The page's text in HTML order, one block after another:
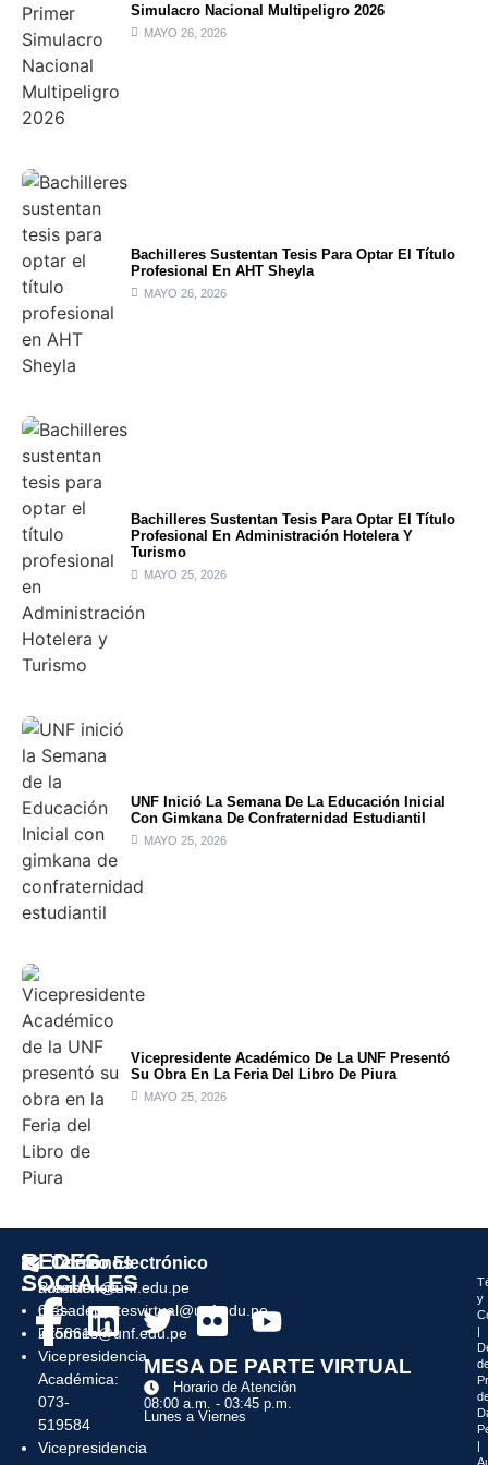
Simulacro Nacional Multipeligro 2026
MAYO 26, 2026
Bachilleres Sustentan Tesis Para Optar El Título
Profesional En AHT Sheyla
MAYO 26, 2026
Bachilleres Sustentan Tesis Para Optar El Título
Profesional En Administración Hotelera Y
Turismo
MAYO 25, 2026
UNF Inició La Semana De La Educación Inicial
Con Gimkana De Confraternidad Estudiantil
MAYO 25, 2026
Vicepresidente Académico De La UNF Presentó
Su Obra En La Feria Del Libro De Piura
MAYO 25, 2026
REDES
SOCIALES
Teléfonos
Presidencia:
073-
215861
Vicepresidencia
Académica:
073-
519584
Vicepresidencia
Correo Electrónico
admision@unf.edu.pe
mesadepartesvirtual@unf.edu.pe
informes@unf.edu.pe
MESA DE PARTE VIRTUAL
Horario de Atención
08:00 a.m. - 03:45 p.m.
Lunes a Viernes
y
|
|